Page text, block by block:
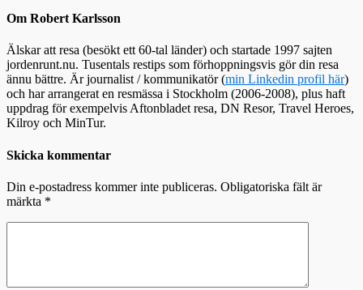
Om Robert Karlsson
Älskar att resa (besökt ett 60-tal länder) och startade 1997 sajten
jordenrunt.nu. Tusentals restips som förhoppningsvis gör din resa
ännu bättre. Är journalist / kommunikatör (min Linkedin profil här)
och har arrangerat en resmässa i Stockholm (2006-2008), plus haft
uppdrag för exempelvis Aftonbladet resa, DN Resor, Travel Heroes,
Kilroy och MinTur.
Skicka kommentar
Din e-postadress kommer inte publiceras. Obligatoriska fält är
märkta *